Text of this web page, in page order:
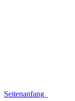
Seitenanfang